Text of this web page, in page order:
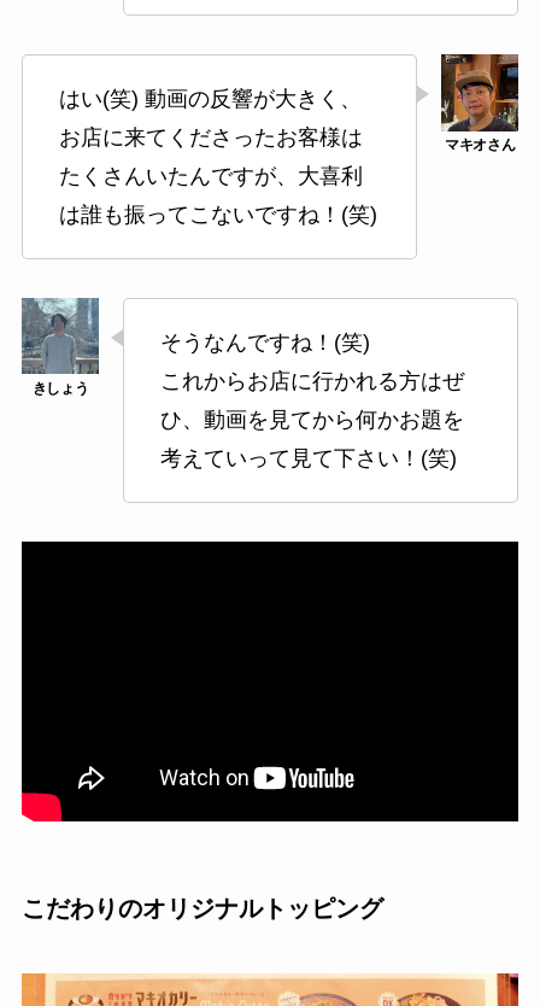
はい(笑) 動画の反響が大きく、
お店に来てくださったお客様は
たくさんいたんですが、大喜利
は誰も振ってこないですね！(笑)
そうなんですね！(笑)
これからお店に行かれる方はぜ
ひ、動画を見てから何かお題を
考えていって見て下さい！(笑)
こだわりのオリジナルトッピング